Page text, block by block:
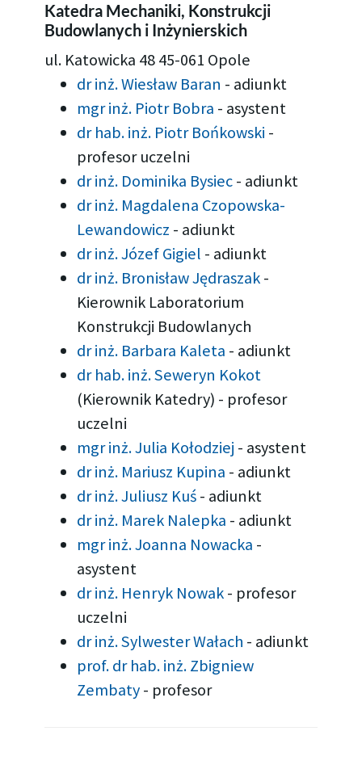
Katedra Mechaniki, Konstrukcji
Budowlanych i Inżynierskich
ul. Katowicka 48 45-061 Opole
dr inż. Wiesław Baran - adiunkt
mgr inż. Piotr Bobra - asystent
dr hab. inż. Piotr Bońkowski -
profesor uczelni
dr inż. Dominika Bysiec- adiunkt
dr inż. Magdalena Czopowska-
Lewandowicz - adiunkt
dr inż. Józef Gigiel - adiunkt
dr inż. Bronisław Jędraszak-
Kierownik Laboratorium
Konstrukcji Budowlanych
dr inż. Barbara Kaleta - adiunkt
dr hab. inż. Seweryn Kokot
(Kierownik Katedry) - profesor
uczelni
mgr inż. Julia Kołodziej - asystent
dr inż. Mariusz Kupina - adiunkt
dr inż. Juliusz Kuś- adiunkt
dr inż. Marek Nalepka - adiunkt
mgr inż. Joanna Nowacka -
asystent
dr inż. Henryk Nowak- profesor
uczelni
dr inż. Sylwester Wałach - adiunkt
prof. dr hab. inż. Zbigniew
Zembaty- profesor